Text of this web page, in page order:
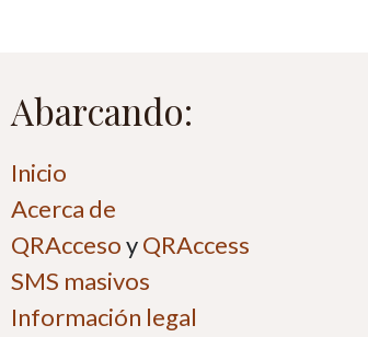
Abarcando:
Inicio
Acerca de
QRAccesoyQRAccess
SMS masivos
Información legal